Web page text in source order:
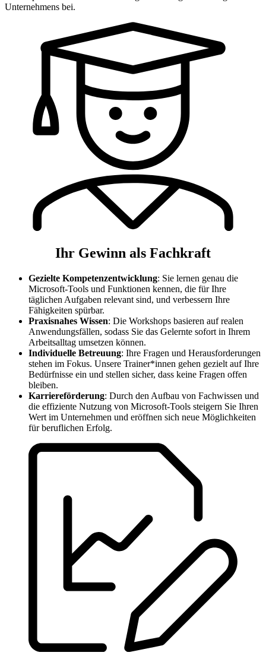
Unternehmens bei.
Ihr Gewinn als Fachkraft
Gezielte Kompetenzentwicklung: Sie lernen genau die
Microsoft-Tools und Funktionen kennen, die für Ihre
täglichen Aufgaben relevant sind, und verbessern Ihre
Fähigkeiten spürbar.
Praxisnahes Wissen: Die Workshops basieren auf realen
Anwendungsfällen, sodass Sie das Gelernte sofort in Ihrem
Arbeitsalltag umsetzen können.
Individuelle Betreuung: Ihre Fragen und Herausforderungen
stehen im Fokus. Unsere Trainer*innen gehen gezielt auf Ihre
Bedürfnisse ein und stellen sicher, dass keine Fragen offen
bleiben.
Karriereförderung: Durch den Aufbau von Fachwissen und
die effiziente Nutzung von Microsoft-Tools steigern Sie Ihren
Wert im Unternehmen und eröffnen sich neue Möglichkeiten
für beruflichen Erfolg.